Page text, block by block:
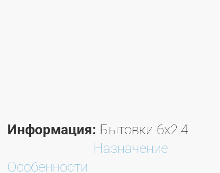
Информация: Бытовки 6х2.4
Назначение
Особенности